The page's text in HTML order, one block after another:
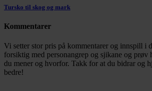
Tursko til skog og mark
Kommentarer
Vi setter stor pris på kommentarer og innspill i
forsiktig med personangrep og sjikane og prøv
du mener og hvorfor. Takk for at du bidrar og
bedre!